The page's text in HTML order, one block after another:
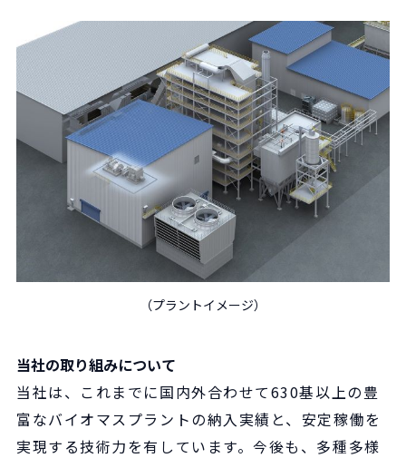
（プラントイメージ）
当社の取り組みについて
当社は、これまでに国内外合わせて630基以上の豊
富なバイオマスプラントの納入実績と、安定稼働を
実現する技術力を有しています。今後も、多種多様